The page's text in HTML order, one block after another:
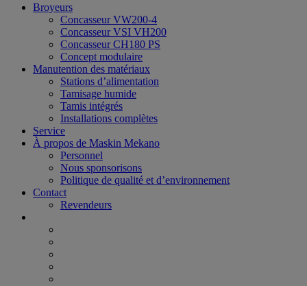
Broyeurs
Concasseur VW200-4
Concasseur VSI VH200
Concasseur CH180 PS
Concept modulaire
Manutention des matériaux
Stations d’alimentation
Tamisage humide
Tamis intégrés
Installations complètes
Service
À propos de Maskin Mekano
Personnel
Nous sponsorisons
Politique de qualité et d’environnement
Contact
Revendeurs